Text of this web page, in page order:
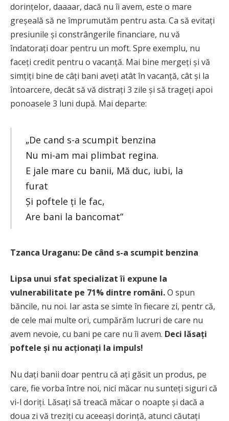
dorințelor, daaaar, dacă nu îi avem, este o mare
greșeală să ne împrumutăm pentru asta. Ca să evitați
presiunile și constrângerile financiare, nu vă
îndatorați doar pentru un moft. Spre exemplu, nu
faceți credit pentru o vacanță. Mai bine mergeți și vă
simțiți bine de câți bani aveți atât în vacanță, cât și la
întoarcere, decât să vă distrați 3 zile și să trageți apoi
ponoasele 3 luni după. Mai departe:
„De cand s-a scumpit benzina
Nu mi-am mai plimbat regina.
E jale mare cu banii, Mă duc, iubi, la
furat
Și poftele ți le fac,
Are bani la bancomat”
Tzanca Uraganu: De când s-a scumpit benzina
Lipsa unui sfat specializat îi expune la
vulnerabilitate pe 71% dintre români.O spun
băncile, nu noi. Iar asta se simte în fiecare zi, pentr că,
de cele mai multe ori, cumpărăm lucruri de care nu
avem nevoie, cu bani pe care nu îi avem. Deci lăsați
poftele și nu acționați la impuls!
Nu dați banii doar pentru că ați găsit un produs, pe
care, fie vorba între noi, nici măcar nu sunteți siguri că
vi-l doriți. Lăsați să treacă măcar o noapte și dacă a
doua zi vă treziți cu aceeași dorință, atunci căutați